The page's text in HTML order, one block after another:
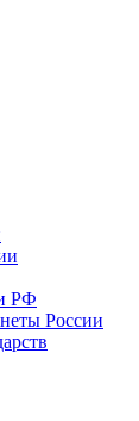
РФ
России